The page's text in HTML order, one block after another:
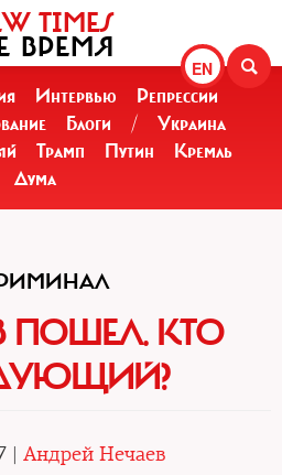
EN
TIMES
ВРЕМЯ
Интервью
Репрессии
Блоги /
Украина
Трамп Путин
Кремль
Дума
ПОШЕЛ. КТО
| Андрей Нечаев